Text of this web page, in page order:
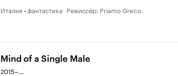
Италия • фантастика Режиссёр: Priamo Greco
Mind of a Single Male
2015–...